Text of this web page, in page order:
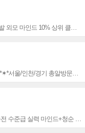
외모 마인드 10% 상위 클라
서울/인천/경기 총알방문✔
수준급 실력 마인드+청순 잠